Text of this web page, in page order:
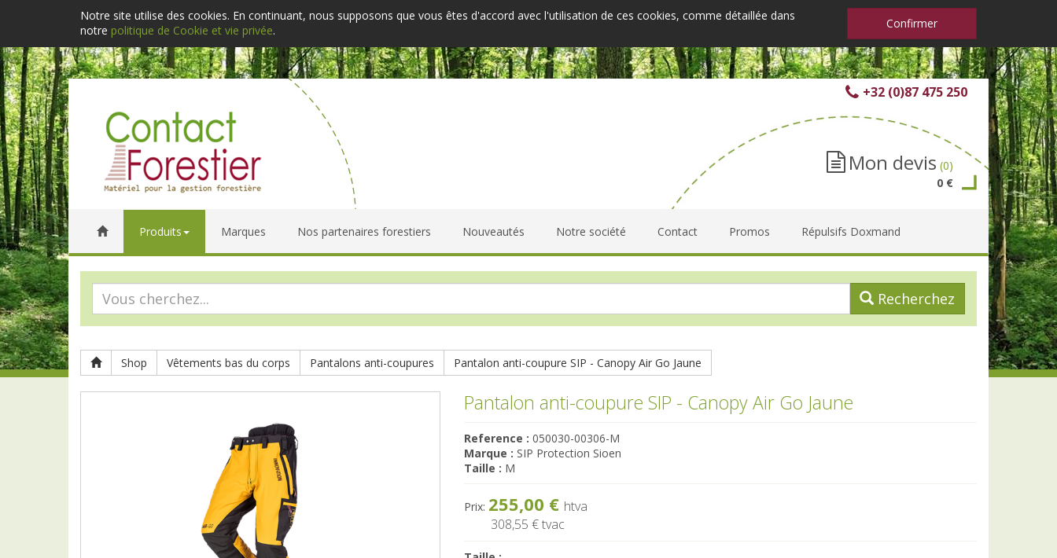
Notre site utilise des cookies. En continuant, nous supposons que vous êtes d'accord avec l'utilisation de ces cookies, comme détaillée dans
notre politique de Cookie et vie privée. Confirmer
+32 (0)87 475 250
Mon devis (0)
0 €
Produits Marques Nos partenaires forestiers Nouveautés Notre société Contact Promos Répulsifs Doxmand
Recherchez
Shop Vêtements bas du corps Pantalons anti-coupures Pantalon anti-coupure SIP - Canopy Air Go Jaune
Pantalon anti-coupure SIP - Canopy Air Go Jaune
Reference : 050030-00306-M
Marque : SIP Protection Sioen
Taille : M
Prix: 255,00 € htva
308,55 €tvac